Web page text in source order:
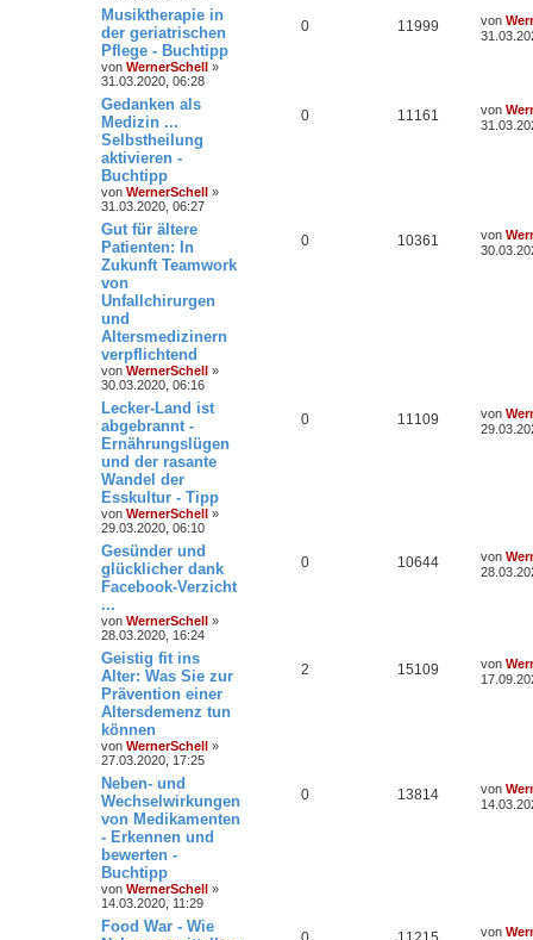
Musiktherapie in
der geriatrischen
Pflege - Buchtipp
von WernerSchell »
31.03.2020, 06:28
0 11999 von
Gedanken als
Medizin ...
Selbstheilung
aktivieren -
Buchtipp
von WernerSchell »
31.03.2020, 06:27
0 11161 von
Gut für ältere
Patienten: In
Zukunft Teamwork
von
Unfallchirurgen
und
Altersmedizinern
verpflichtend
von WernerSchell »
30.03.2020, 06:16
0 10361 von
Lecker-Land ist
abgebrannt -
Ernährungslügen
und der rasante
Wandel der
Esskultur - Tipp
von WernerSchell »
29.03.2020, 06:10
0 11109 von
Gesünder und
glücklicher dank
Facebook-Verzicht
...
von WernerSchell »
28.03.2020, 16:24
0 10644 von
Geistig fit ins
Alter: Was Sie zur
Prävention einer
Altersdemenz tun
können
von WernerSchell »
27.03.2020, 17:25
2 15109 von
Neben- und
Wechselwirkungen
von Medikamenten
- Erkennen und
bewerten -
Buchtipp
von WernerSchell »
14.03.2020, 11:29
0 13814 von
Food War - Wie
von